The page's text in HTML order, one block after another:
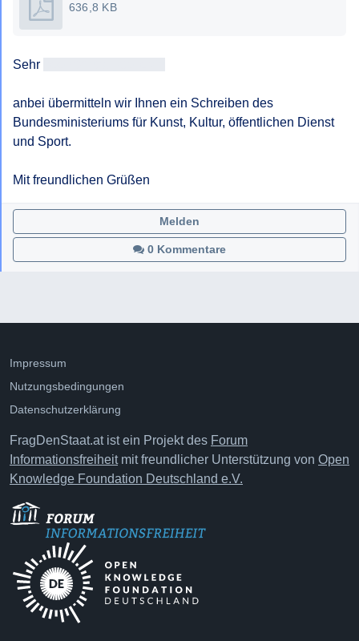
636,8 KB
Sehr
anbei übermitteln wir Ihnen ein Schreiben des
Bundesministeriums für Kunst, Kultur, öffentlichen Dienst
und Sport.
Mit freundlichen Grüßen
0 Kommentare
Melden
Impressum
Nutzungsbedingungen
Datenschutzerklärung
FragDenStaat.at ist ein Projekt des Forum
Informationsfreiheitmit freundlicher Unterstützung von Open
Knowledge Foundation Deutschland e.V.